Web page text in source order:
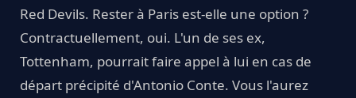
Red Devils. Rester à Paris est-elle une option ?
Contractuellement, oui. L'un de ses ex,
Tottenham, pourrait faire appel à lui en cas de
départ précipité d'Antonio Conte. Vous l'aurez